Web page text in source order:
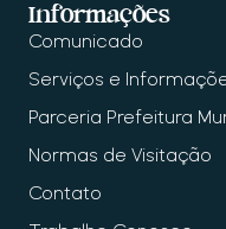
Informações
Comunicado
Serviços e
Parceria Prefeitura
Normas de Visitação
Contato